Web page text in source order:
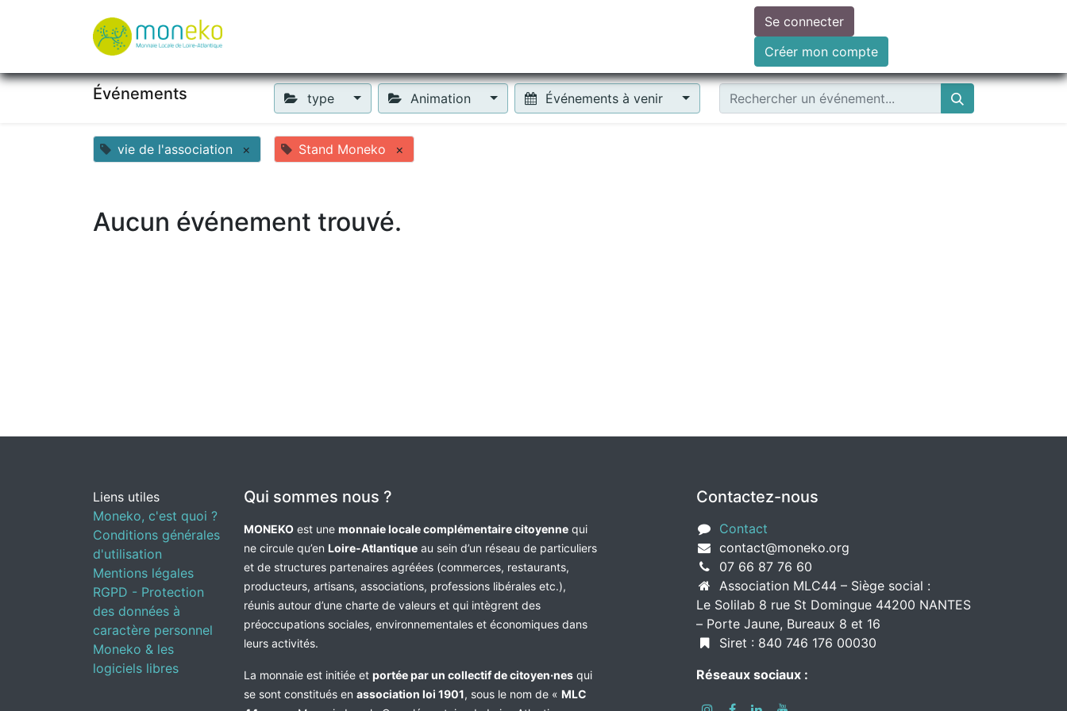
Faire un don
Se connecter
Créer mon compte
Événements type Animation Événements à venir
vie de l'association × Stand Moneko ×
Aucun événement trouvé.
Liens utiles
Moneko, c'est quoi ?
Conditions générales
d'utilisation
Mentions légales
RGPD - Protection
des données à
caractère personnel
Moneko & les
logiciels libres
Qui sommes nous ?
MONEKO est une monnaie locale complémentaire citoyenne qui
ne circule qu’en Loire-Atlantique au sein d’un réseau de particuliers
et de structures partenaires agréées (commerces, restaurants,
producteurs, artisans, associations, professions libérales etc.),
réunis autour d’une charte de valeurs et qui intègrent des
préoccupations sociales, environnementales et économiques dans
leurs activités.
La monnaie est initiée et portée par un collectif de citoyen·nes qui
se sont constitués en association loi 1901, sous le nom de « MLC
Contactez-nous
Contact
contact@moneko.org
07 66 87 76 60
Association MLC44 – Siège social :
Le Solilab 8 rue St Domingue 44200 NANTES
– Porte Jaune, Bureaux 8 et 16
Siret : 840 746 176 00030
Réseaux sociaux :